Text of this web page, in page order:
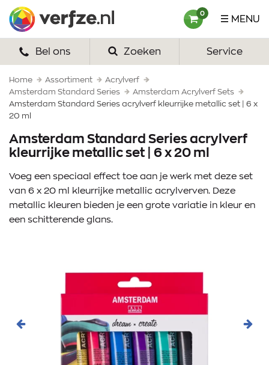
naar
content
MENU
0
HOME
VERF
VERFSETS
TEKENEN
INSPIRATIE
ZAKELIJK
Bel ons Zoeken Service
Home Assortiment
Acrylverf
Amsterdam Standard Series
Amsterdam Acrylverf Sets
Amsterdam Standard Series acrylverf kleurrijke metallic set | 6 x
20 ml
Amsterdam Standard Series acrylverf
kleurrijke metallic set | 6 x 20 ml
Voeg een speciaal effect toe aan je werk met deze set
van 6 x 20 ml kleurrijke metallic acrylverven. Deze
metallic kleuren bieden je een grote variatie in kleur en
een schitterende glans.
Vorige